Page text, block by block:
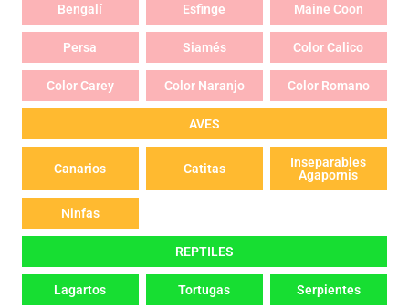
Bengalí Esfinge Maine Coon
Persa Siamés Color Calico
Color Carey Color Naranjo Color Romano
AVES
Canarios Catitas
Inseparables
Agapornis
Ninfas
REPTILES
Lagartos Tortugas Serpientes